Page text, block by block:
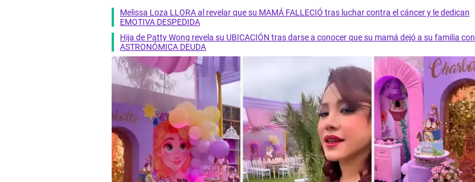
Melissa Loza LLORA al revelar que su MAMÁ FALLECIÓ tras luchar contra el cáncer y le dedican
EMOTIVA DESPEDIDA
Hija de Patty Wong revela su UBICACIÓN tras darse a conocer que su mamá dejó a su familia con
ASTRONÓMICA DEUDA